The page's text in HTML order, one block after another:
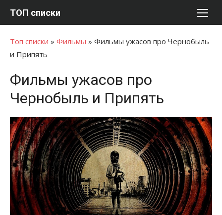
ТОП списки
Топ списки » Фильмы » Фильмы ужасов про Чернобыль
и Припять
Фильмы ужасов про
Чернобыль и Припять